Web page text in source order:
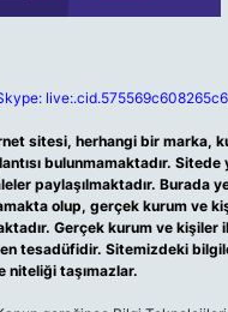
sitesi, herhangi bir marka,
bulunmamaktadır. Sitede
paylaşılmaktadır. Burada
olup, gerçek kurum ve
Gerçek kurum ve kişiler
tesadüfidir. Sitemizdeki
niteliği taşımazlar.